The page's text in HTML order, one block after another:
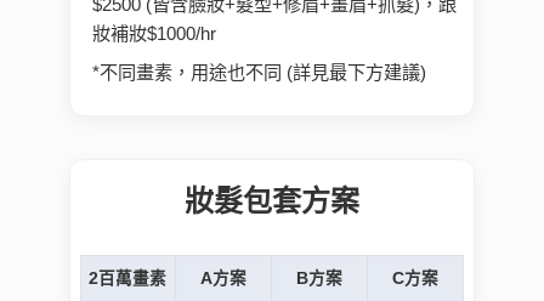
$2500 (皆含臉妝+髮型+修眉+畫眉+抓髮)，跟
妝補妝$1000/hr
*不同畫素，用途也不同 (詳見最下方建議)
妝髮包套方案
2百萬畫素 A方案 B方案 C方案